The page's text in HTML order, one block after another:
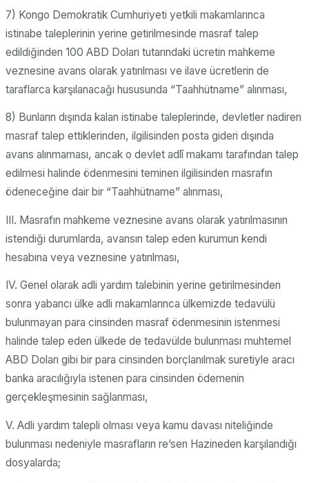
7) Kongo Demokratik Cumhuriyeti yetkili makamlarınca
istinabe taleplerinin yerine getirilmesinde masraf talep
edildiğinden 100 ABD Doları tutarındaki ücretin mahkeme
veznesine avans olarak yatırılması ve ilave ücretlerin de
taraflarca karşılanacağı hususunda “Taahhütname” alınması,
8) Bunların dışında kalan istinabe taleplerinde, devletler nadiren
masraf talep ettiklerinden, ilgilisinden posta gideri dışında
avans alınmaması, ancak o devlet adlî makamı tarafından talep
edilmesi halinde ödenmesini teminen ilgilisinden masrafın
ödeneceğine dair bir “Taahhütname” alınması,
III. Masrafın mahkeme veznesine avans olarak yatırılmasının
istendiği durumlarda, avansın talep eden kurumun kendi
hesabına veya veznesine yatırılması,
IV. Genel olarak adli yardım talebinin yerine getirilmesinden
sonra yabancı ülke adli makamlarınca ülkemizde tedavülü
bulunmayan para cinsinden masraf ödenmesinin istenmesi
halinde talep eden ülkede de tedavülde bulunması muhtemel
ABD Doları gibi bir para cinsinden borçlanılmak suretiyle aracı
banka aracılığıyla istenen para cinsinden ödemenin
gerçekleşmesinin sağlanması,
V. Adli yardım talepli olması veya kamu davası niteliğinde
bulunması nedeniyle masrafların re’sen Hazineden karşılandığı
dosyalarda;